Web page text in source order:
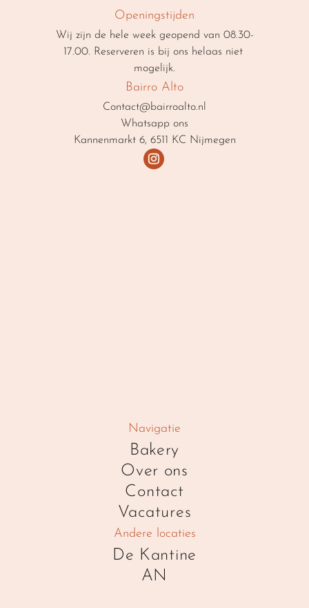
Openingstijden
Wij zijn de hele week geopend van 08.30-
17.00. Reserveren is bij ons helaas niet
mogelijk.
Bairro Alto
Contact@bairroalto.nl
Whatsapp ons
Kannenmarkt 6, 6511 KC Nijmegen
Navigatie
Bakery
Over ons
Contact
Vacatures
Andere locaties
De Kantine
AN